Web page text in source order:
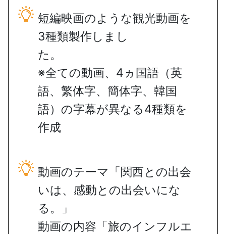
短編映画のような観光動画を
3種類製作しまし
た
※全ての動画、4ヵ国語（英
語、繁体字、簡体字、韓国
語）の字幕が異なる4種類を
作成
動画のテーマ「関西との出会
いは、感動との出会いにな
る。
動画の内容「旅のインフルエ